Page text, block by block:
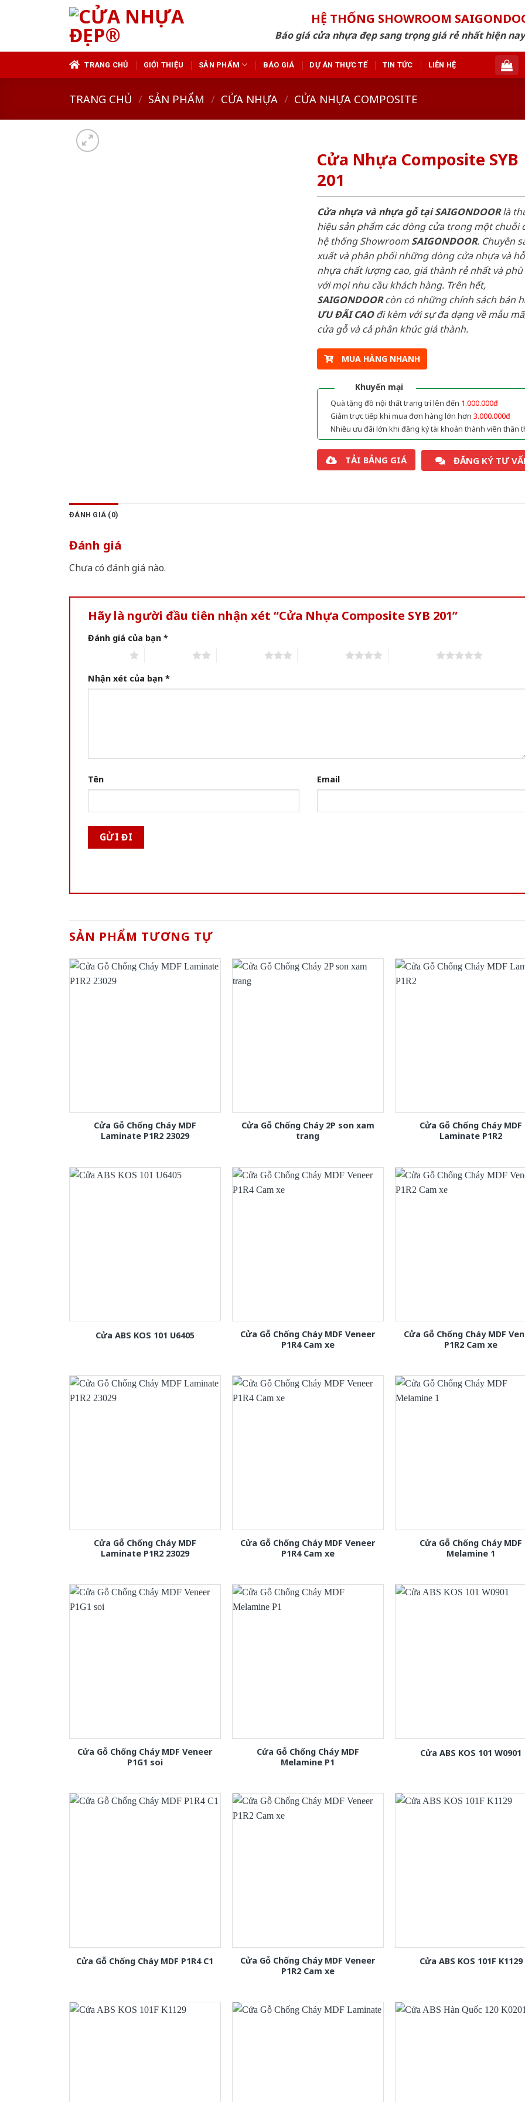
HỆ THỐNG SHOWROOM
Báo giá cửa nhựa đẹp sang trọng giá rẻ nhất hiện nay
TRANG CHỦ GIỚI THIỆU SẢN PHẨM BÁO GIÁ DỰ ÁN THỰC TẾ TIN TỨC LIÊN HỆ
TRANG CHỦ / SẢN PHẨM / CỬA NHỰA / CỬA NHỰA COMPOSITE
Cửa Nhựa Composite SYB
201
Cửa nhựa và nhựa gỗ tại SAIGONDOORlà
hiệu sản phẩm các dòng cửa trong một chuỗi
hệ thống ShowroomSAIGONDOOR. Chuyên
xuất và phân phối những dòng cửa nhựa và
nhựa chất lượng cao, giá thành rẻ nhất và
với mọi nhu cầu khách hàng. Trên hết,
SAIGONDOORcòn có những chính sách bán
ƯU ĐÃI CAOđi kèm với sự đa dạng về mẫu
cửa gỗ và cả phân khúc giá thành.
MUA HÀNG NHANH
Khuyến mại
Quà tặng đồ nội thất trang trí lên đến 1.000.000đ
Giảm trực tiếp khi mua đơn hàng lớn hơn 3.000.000đ
Nhiều ưu đãi lớn khi đăng ký tài khoản thành viên thân
TẢI BẢNG GIÁ ĐĂNG KÝ TƯ
ĐÁNH GIÁ (0)
Đánh giá
Chưa có đánh giá nào.
Hãy là người đầu tiên nhận xét “Cửa Nhựa Composite SYB 201”
Đánh giá của bạn *
Nhận xét của bạn *
Tên Email
SẢN PHẨM TƯƠNG TỰ
Cửa Gỗ Chống Cháy MDF
Laminate P1R2 23029
Cửa Gỗ Chống Cháy 2P son xam
trang
Cửa Gỗ Chống Cháy MDF
Laminate P1R2
Cửa ABS KOS 101 U6405
Cửa Gỗ Chống Cháy MDF Veneer
P1R4 Cam xe
Cửa Gỗ Chống Cháy MDF
P1R2 Cam xe
Cửa Gỗ Chống Cháy MDF
Laminate P1R2 23029
Cửa Gỗ Chống Cháy MDF Veneer
P1R4 Cam xe
Cửa Gỗ Chống Cháy MDF
Melamine 1
Cửa Gỗ Chống Cháy MDF Veneer
P1G1 soi
Cửa Gỗ Chống Cháy MDF
Melamine P1
Cửa ABS KOS 101 W0901
Cửa Gỗ Chống Cháy MDF P1R4 C1
Cửa Gỗ Chống Cháy MDF Veneer
P1R2 Cam xe
Cửa ABS KOS 101F K1129